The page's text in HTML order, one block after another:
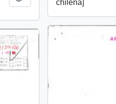
chilena]